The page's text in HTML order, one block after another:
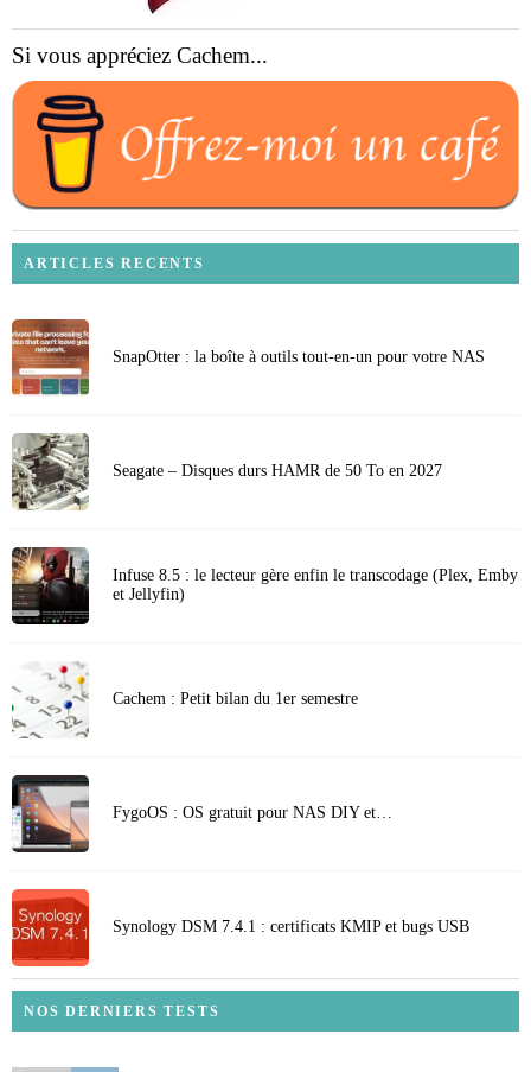
Si vous appréciez Cachem...
ARTICLES RECENTS
SnapOtter : la boîte à outils tout-en-un pour votre NAS
Seagate – Disques durs HAMR de 50 To en 2027
Infuse 8.5 : le lecteur gère enfin le transcodage (Plex, Emby
et Jellyfin)
Cachem : Petit bilan du 1er semestre
FygoOS : OS gratuit pour NAS DIY et…
Synology DSM 7.4.1 : certificats KMIP et bugs USB
NOS DERNIERS TESTS